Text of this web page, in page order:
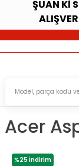
ŞUAN Kİ
Acer
%25 İndirim
ACER